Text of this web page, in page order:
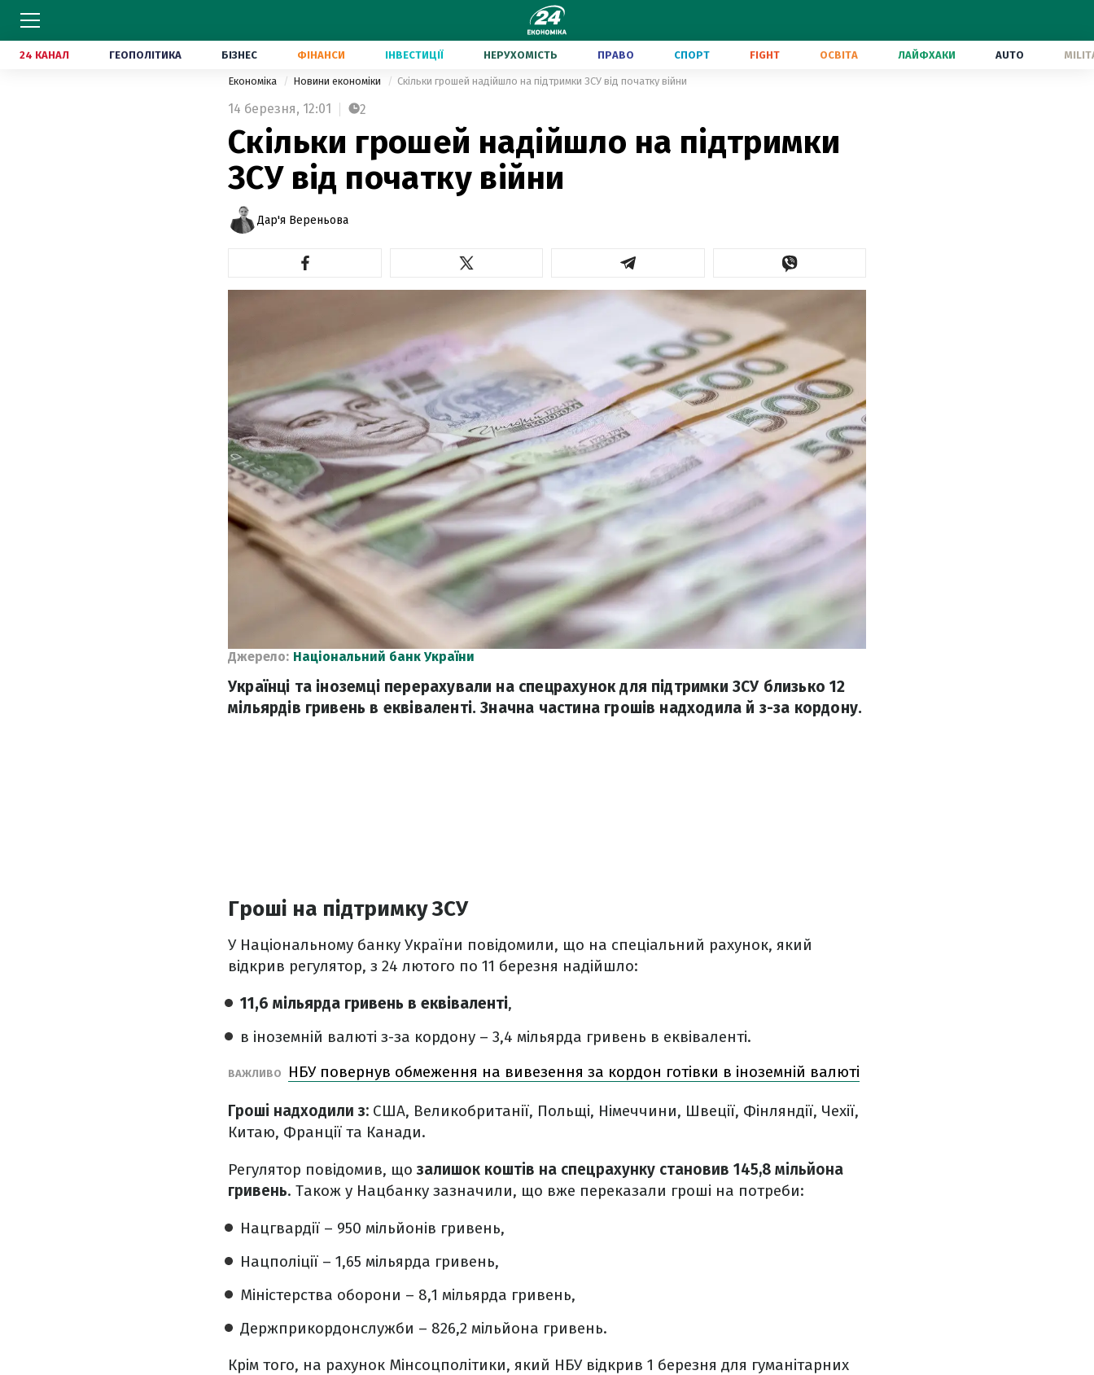
24 КАНАЛ ГЕОПОЛІТИКА БІЗНЕС ФІНАНСИ ІНВЕСТИЦІЇ НЕРУХОМІСТЬ ПРАВО СПОРТ FIGHT ОСВІТА ЛАЙФХАКИ AUTO
Економіка Новини економіки Скільки грошей надійшло на підтримки ЗСУ від початку війни
14 березня, 12:01 2
Скільки грошей надійшло на підтримки
ЗСУ від початку війни
Дар'я Вереньова
Джерело: Національний банк України
Українці та іноземці перерахували на спецрахунок для підтримки ЗСУ близько 12
мільярдів гривень в еквіваленті. Значна частина грошів надходила й з-за кордону.
Гроші на підтримку ЗСУ
У Національному банку України повідомили, що на спеціальний рахунок, який
відкрив регулятор, з 24 лютого по 11 березня надійшло:
11,6 мільярда гривень в еквіваленті,
в іноземній валюті з-за кордону – 3,4 мільярда гривень в еквіваленті.
ВАЖЛИВО НБУ повернув обмеження на вивезення за кордон готівки в іноземній валюті
Гроші надходили з: США, Великобританії, Польщі, Німеччини, Швеції, Фінляндії, Чехії,
Китаю, Франції та Канади.
Регулятор повідомив, щозалишок коштів на спецрахунку становив 145,8 мільйона
гривень. Також у Нацбанку зазначили, що вже переказали гроші на потреби:
Нацгвардії – 950 мільйонів гривень,
Нацполіції – 1,65 мільярда гривень,
Міністерства оборони – 8,1 мільярда гривень,
Держприкордонслужби – 826,2 мільйона гривень.
Крім того, на рахунок Мінсоцполітики, який НБУ відкрив 1 березня для гуманітарних